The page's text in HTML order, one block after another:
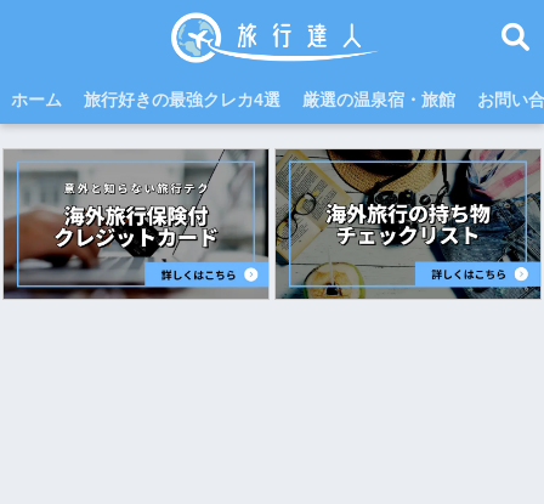
ホーム 旅行好きの最強クレカ4選 厳選の温泉宿・旅館 お問い